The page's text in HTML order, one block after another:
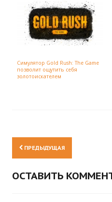
Симулятор Gold Rush: The Game
позволит ощутить себя
золотоискателем
ПРЕДЫДУЩАЯ
ОСТАВИТЬ